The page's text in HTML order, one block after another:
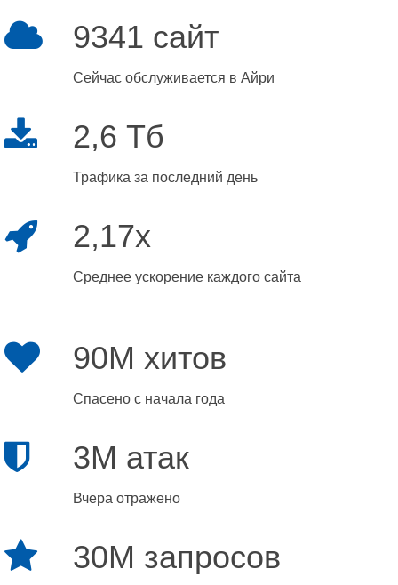
9341 сайт
Сейчас обслуживается в Айри
2,6 Тб
Трафика за последний день
2,17x
Среднее ускорение каждого сайта
90M хитов
Спасено с начала года
3M атак
Вчера отражено
30M запросов